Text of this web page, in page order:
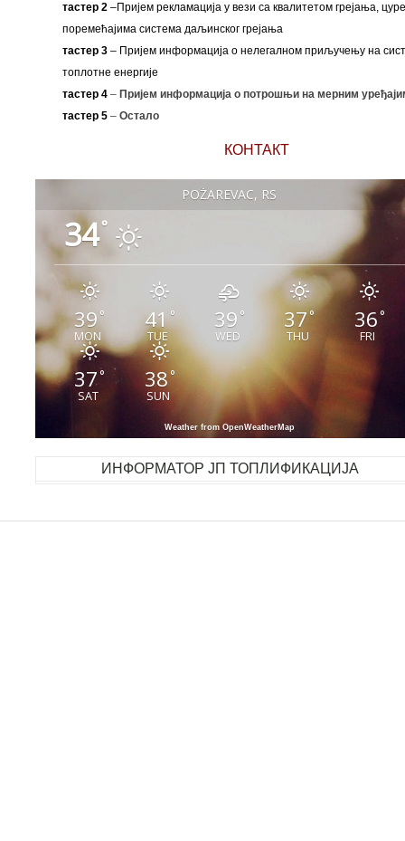
тастер 2–Пријем рекламација у вези са квалитетом грејања,
поремећајима система даљинског грејања
тастер 3– Пријем информација о нелегалном приључењу на
топлотне енергије
тастер 4 – Пријем информација о потрошњи на мерним
тастер 5 – Остало
КОНТАКТ
POŽAREVAC, RS
34°
39°
MON
41°
TUE
39 °
WED
37°
THU
36°
FRI
37°
SAT
38°
SUN
Weather from OpenWeatherMap
ИНФОРМАТОР ЈП ТОПЛИФИКАЦИЈА